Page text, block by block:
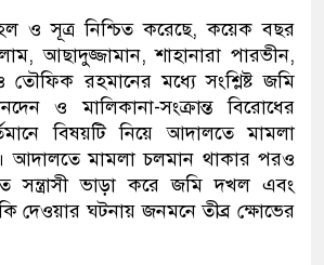
ও সূত্র নিশ্চিত করেছে, কয়েক বছর
আছাদুজ্জামান, শাহানারা পারভীন,
রহমানের মধ্যে সংশ্লিষ্ট জমি
ও মালিকানা-সংক্রান্ত বিরোধের
বিষয়টি নিয়ে আদালতে মামলা
আদালতে মামলা চলমান থাকার পরও
সন্ত্রাসী ভাড়া করে জমি দখল এবং
দেওয়ার ঘটনায় জনমনে তীব্র ক্ষোভের